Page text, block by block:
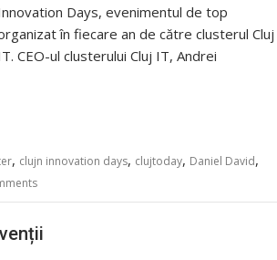
Days, evenimentul de top
în fiecare an de către clusterul Cluj
CEO-ul clusterului Cluj IT, Andrei
, clujn innovation days, clujtoday, Daniel David,